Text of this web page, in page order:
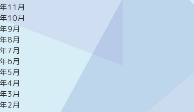
11月
10月
9月
8月
7月
6月
5月
4月
3月
2月